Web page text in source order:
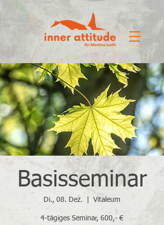
Basisseminar
Di., 08. Dez. Vitaleum
4-tägiges Seminar, 600,- €